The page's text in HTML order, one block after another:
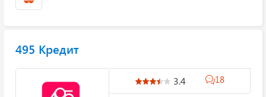
495 Кредит
3.4 18